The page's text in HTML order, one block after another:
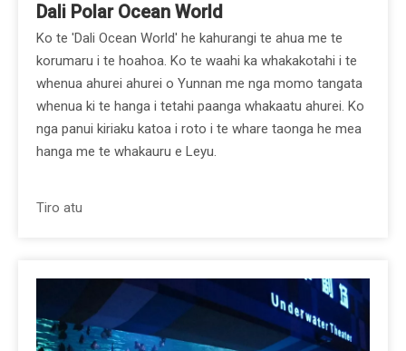
Dali Polar Ocean World
Ko te 'Dali Ocean World' he kahurangi te ahua me te
korumaru i te hoahoa. Ko te waahi ka whakakotahi i te
whenua ahurei ahurei o Yunnan me nga momo tangata
whenua ki te hanga i tetahi paanga whakaatu ahurei. Ko
nga panui kiriaku katoa i roto i te whare taonga he mea
hanga me te whakauru e Leyu.
Tiro atu